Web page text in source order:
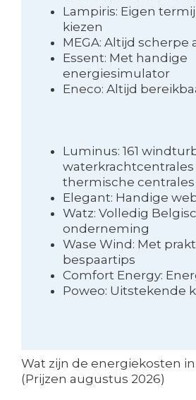
Lampiris: Eigen
kiezen
MEGA: Altijd scherpe
Essent: Met handige
energiesimulator
Eneco: Altijd
Luminus: 161
waterkrachtcentrales
thermische centrales
Elegant: Handige
Watz: Volledig
onderneming
Wase Wind: Met
bespaartips
Comfort Energy:
Poweo: Uitstekende
Wat zijn de energiekosten
(Prijzen augustus 2026)